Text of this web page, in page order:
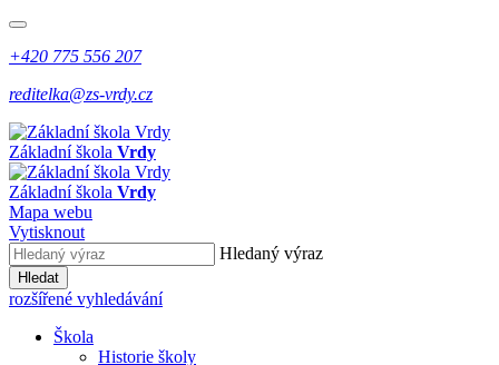
+420 775 556 207
reditelka@zs-vrdy.cz
Základní škola Vrdy
Základní škola Vrdy
Mapa webu
Vytisknout
Hledaný výraz
Hledat
rozšířené vyhledávání
Škola
Historie školy